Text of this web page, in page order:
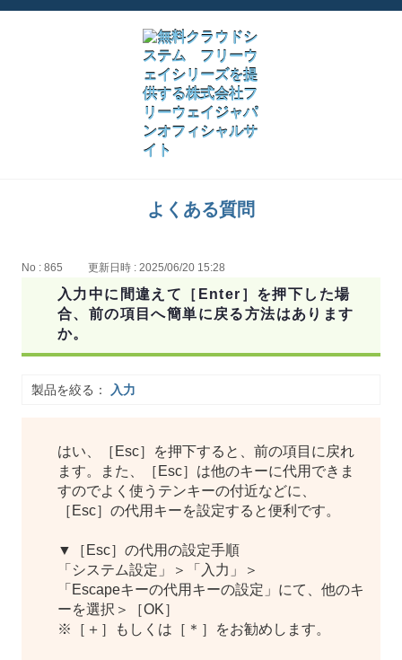
よくある質問
No : 865 更新日時 : 2025/06/20 15:28
入力中に間違えて［Enter］を押下した場
合、前の項目へ簡単に戻る方法はあります
か。
製品を絞る： 入力
はい、［Esc］を押下すると、前の項目に戻れ
ます。また、［Esc］は他のキーに代用できま
すのでよく使うテンキーの付近などに、
［Esc］の代用キーを設定すると便利です。
▼［Esc］の代用の設定手順
「システム設定」＞「入力」＞
「Escapeキーの代用キーの設定」にて、他のキ
ーを選択＞［OK］
※［＋］もしくは［＊］をお勧めします。